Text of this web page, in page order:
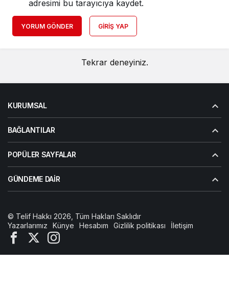
adresimi bu tarayıcıya kaydet.
YORUM GÖNDER GIRIŞ YAP
Tekrar deneyiniz.
KURUMSAL
BAĞLANTILAR
POPÜLER SAYFALAR
GÜNDEME DAIR
© Telif Hakkı 2026, Tüm Hakları Saklıdır
Yazarlarımız
Künye Hesabım Gizlilik politikası İletişim